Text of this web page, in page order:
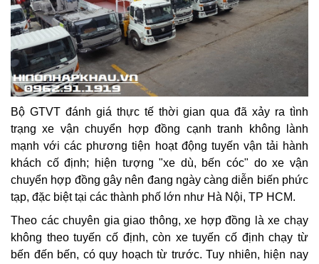
Bộ GTVT đánh giá thực tế thời gian qua đã xảy ra tình
trạng xe vận chuyển hợp đồng cạnh tranh không lành
mạnh với các phương tiện hoạt động tuyến vận tải hành
khách cố định; hiện tượng "xe dù, bến cóc" do xe vận
chuyển hợp đồng gây nên đang ngày càng diễn biến phức
tạp, đặc biệt tại các thành phố lớn như Hà Nội, TP HCM.
Theo các chuyên gia giao thông, xe hợp đồng là xe chạy
không theo tuyến cố định, còn xe tuyến cố định chạy từ
bến đến bến, có quy hoạch từ trước. Tuy nhiên, hiện nay